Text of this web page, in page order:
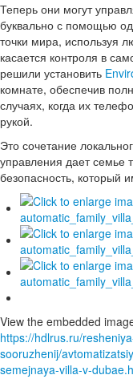
Теперь они могут
буквально с помощью
точки мира, используя
касается контроля в
решили установить
комнате, обеспечив
случаях, когда их
рукой.
Это сочетание
управления дает семье
безопасность, который
View the embedded
https://hdlrus.ru/
sooruzhenij/
semejnaya-villa-v-